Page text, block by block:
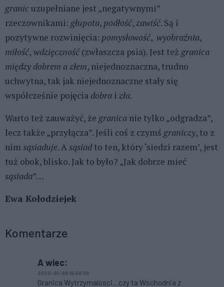
granicuzupełniane jest „negatywnymi”
rzeczownikami: głupota, podłość,zawiść. Są i
pozytywne rozwinięcia: pomysłowość, wyobraźnia,
miłość, wdzięczność (zwłaszcza psia). Jest też granica
między dobrem a złem, niejednoznaczna, trudno
uchwytna, tak jak niejednoznaczne stały się
współcześnie pojęcia dobra i zła.
Warto też zauważyć, że granica nie tylko „odgradza”,
lecz także „przyłącza”. Jeśli coś z czymś graniczy, to z
nim sąsiaduje. Asąsiadto ten, który ‘siedzi razem’, jest
tuż obok, blisko. Jak to było? „Jak dobrze mieć
sąsiada”…
Ewa Kołodziejek
Komentarze
A wiec:
2022-01-09 16:58:50
Granica Wytrzymalosci... czy ta Wschodnia z